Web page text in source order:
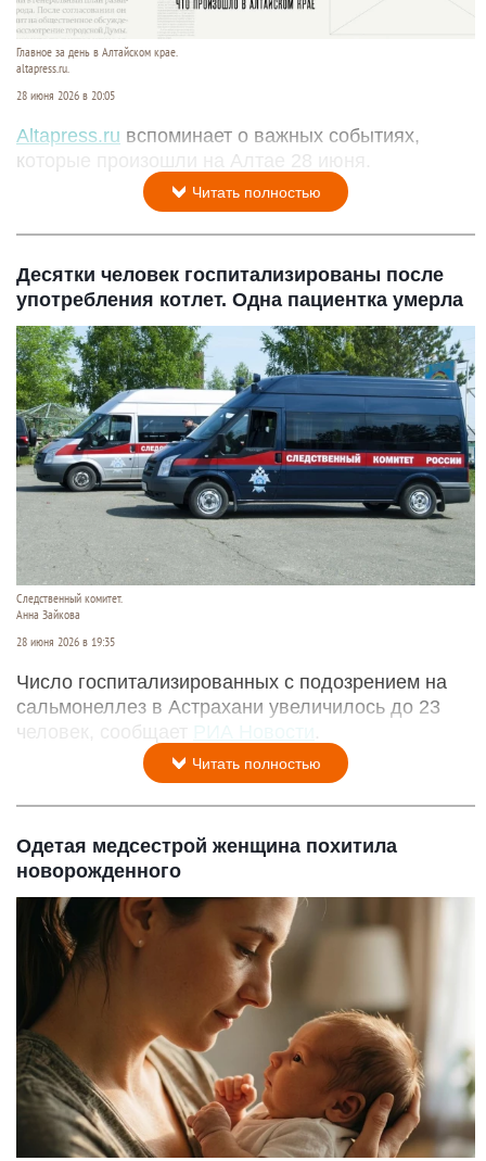
Главное за день в Алтайском крае.
altapress.ru.
28 июня 2026 в 20:05
Altapress.ru вспоминает о важных событиях,
которые произошли на Алтае 28 июня.
Читать полностью
Десятки человек госпитализированы после
употребления котлет. Одна пациентка умерла
Следственный комитет.
Анна Зайкова
28 июня 2026 в 19:35
Число госпитализированных с подозрением на
сальмонеллез в Астрахани увеличилось до 23
человек, сообщает РИА Новости
Читать полностью
Одетая медсестрой женщина похитила
новорожденного